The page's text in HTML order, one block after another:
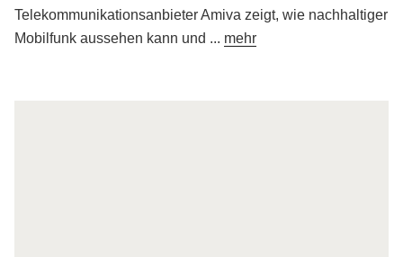
Telekommunikationsanbieter Amiva zeigt, wie nachhaltiger
Mobilfunk aussehen kann und ... mehr